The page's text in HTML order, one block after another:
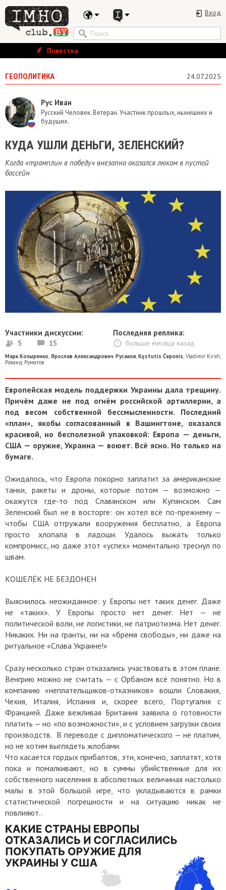
Вход
Повестка
ГЕОПОЛИТИКА 24.07.2025
Рус Иван
Русский Человек. Ветеран. Участник прошлых, нынешних и
будущих.
КУДА УШЛИ ДЕНЬГИ, ЗЕЛЕНСКИЙ?
Когда «трамплин в победу» внезапно оказался люком в пустой
бассейн
Участники дискуссии:
5 15
Последняя реплика:
больше месяца назад
Марк Козыренко, Ярослав Александрович Русаков,Kęstutis Čeponis, Vladimir Kirsh,
Роланд Руматов
Европейская модель поддержки Украины дала трещину.
Причём даже не под огнём российской артиллерии, а
под весом собственной бессмысленности. Последний
«план», якобы согласованный в Вашингтоне, оказался
красивой, но бесполезной упаковкой: Европа — деньги,
США — оружие, Украина — воюет. Всё ясно. Но только на
бумаге.
Ожидалось, что Европа покорно заплатит за американские
танки, ракеты и дроны, которые потом — возможно —
окажутся где-то под Славянском или Купянском. Сам
Зеленский был не в восторге: он хотел всё по-прежнему —
чтобы США отгружали вооружения бесплатно, а Европа
просто хлопала в ладоши. Удалось выжать только
компромисс, но даже этот «успех» моментально треснул по
швам.
КОШЕЛЁК НЕ БЕЗДОНЕН
Выяснилось неожиданное: у Европы нет таких денег. Даже
не «таких». У Европы просто нет денег. Нет — не
политической воли, не логистики, не патриотизма. Нет денег.
Никаких. Ни на гранты, ни на «бремя свободы», ни даже на
ритуальное «Слава Украине!»
Сразу несколько стран отказались участвовать в этом плане.
Венгрию можно не считать — с Орбаном всё понятно. Но в
компанию «неплательщиков-отказников» вошли Словакия,
Чехия, Италия, Испания и, скорее всего, Португалия с
Францией. Даже вежливая Британия заявила о готовности
платить — но «по возможности», и с условием загрузки своих
производств. В переводе с дипломатического — не платим,
но не хотим выглядеть жлобами.
Что касается гордых прибалтов, эти, конечно, заплатят, хотя
пока и помалкивают, но в суммы убийственные для их
собственного населения в абсолютных величиная настолько
малы в этой большой игре, что укладываются в рамки
статистической погрешности и на ситуацию никак не
повлияют..